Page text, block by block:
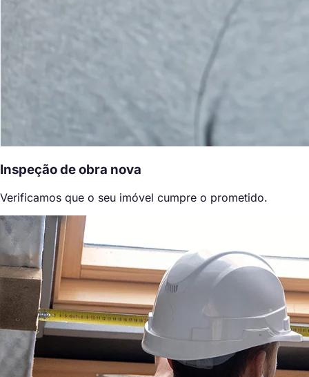
Inspeção de obra nova
Verificamos que o seu imóvel cumpre o prometido.